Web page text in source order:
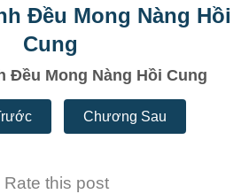
Đều Mong Nàng Hồi
Cung
Đều Mong Nàng Hồi Cung
Chương Sau
Rate this post